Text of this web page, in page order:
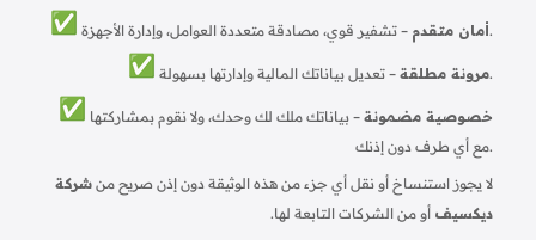
أمان متقدم– تشفير قوي، مصادقة متعددة العوامل، وإدارة الأجهزة.
مرونة مطلقة– تعديل بياناتك المالية وإدارتها بسهولة.
خصوصية مضمونة – بياناتك ملك لك وحدك، ولا نقوم بمشاركتها
مع أي طرف دون إذنك.
لا يجوز استنساخ أو نقل أي جزء من هذه الوثيقة دون إذن صريح من شركة
ديكسيف أو من الشركات التابعة لها.